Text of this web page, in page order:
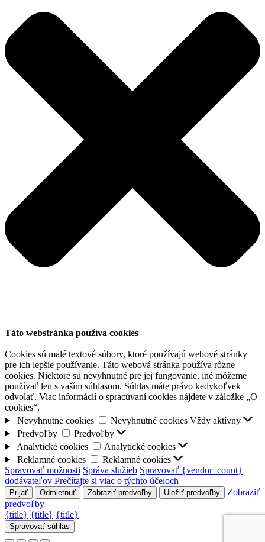
Táto webstránka používa cookies
Cookies sú malé textové súbory, ktoré používajú webové stránky
pre ich lepšie používanie. Táto webová stránka používa rôzne
cookies. Niektoré sú nevyhnutné pre jej fungovanie, iné môžeme
používať len s vaším súhlasom. Súhlas máte právo kedykoľvek
odvolať. Viac informácií o spracúvaní cookies nájdete v záložke „O
cookies“.
Nevyhnutné cookies
Nevyhnutné cookies Vždy aktívny
Predvoľby
Predvoľby
Analytické cookies
Analytické cookies
Reklamné cookies
Reklamné cookies
Spravovať možnosti Správa služieb Spravovať {vendor_count}
dodávateľov Prečítajte si viac o týchto účeloch
Prijať Odmietnuť Zobraziť predvoľby Uložiť predvoľby
Zobraziť
predvoľby
{title} {title} {title}
Spravovať súhlas